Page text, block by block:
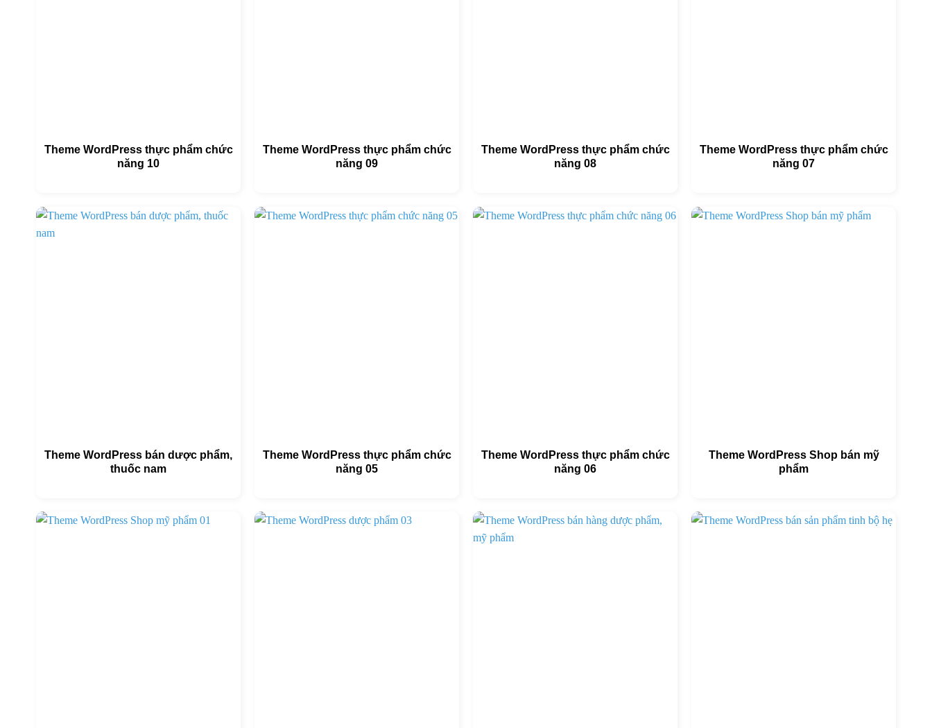
Theme WordPress thực phẩm chức
năng 10
Theme WordPress thực phẩm chức
năng 09
Theme WordPress thực phẩm chức
năng 08
Theme WordPress thực phẩm chức
năng 07
Theme WordPress bán dược phẩm,
thuốc nam
Theme WordPress thực phẩm chức
năng 05
Theme WordPress thực phẩm chức
năng 06
Theme WordPress Shop bán mỹ
phẩm